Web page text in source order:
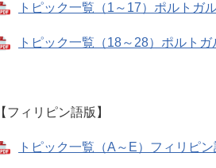
トピック一覧（1～17）ポルトガ
トピック一覧（18～28）ポルト
【フィリピン語版】
トピック一覧（A～E）フィリピ